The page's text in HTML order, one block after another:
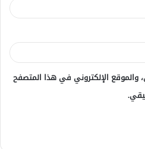
والموقع الإلكتروني في هذا المتصفح